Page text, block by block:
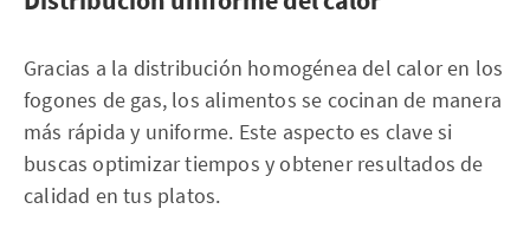
Gracias a la distribución homogénea del calor en los
fogones de gas, los alimentos se cocinan de manera
más rápida y uniforme. Este aspecto es clave si
buscas optimizar tiempos y obtener resultados de
calidad en tus platos.